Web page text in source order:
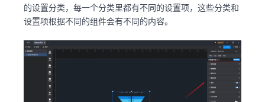
的设置分类，每一个分类里都有不同的设置项，这些分类和
设置项根据不同的组件会有不同的内容。